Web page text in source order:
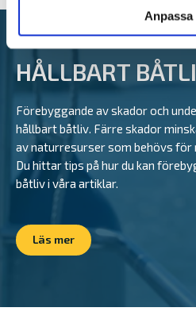
Anpassa
HÅLLBART
Förebyggande av skador och
hållbart båtliv. Färre skador
av naturresurser som behövs för
Du hittar tips på hur du kan
båtliv i våra artiklar.
Läs mer